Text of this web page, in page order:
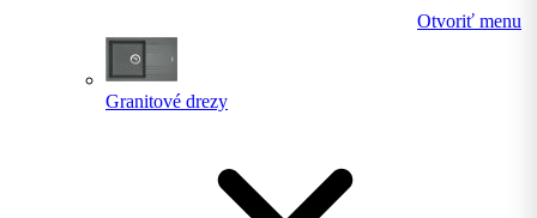
Otvoriť menu
Granitové drezy